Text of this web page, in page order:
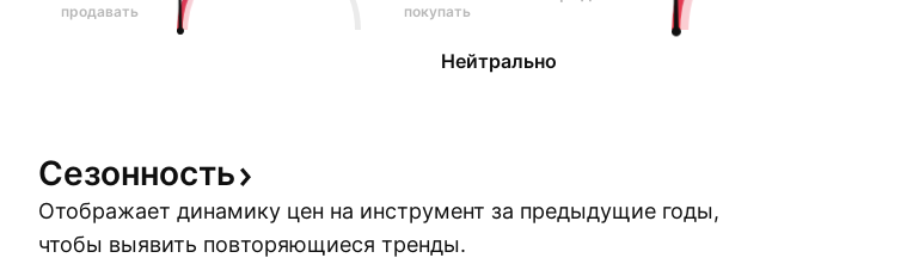
продавать
покупать
Нейтрально
Сезонность
Отображает динамику цен на инструмент за предыдущие годы,
чтобы выявить повторяющиеся тренды.